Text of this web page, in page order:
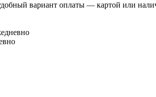
вариант оплаты — картой или